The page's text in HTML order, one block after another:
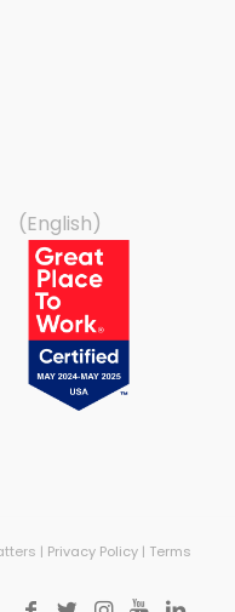
(English)
| Privacy Policy| Terms